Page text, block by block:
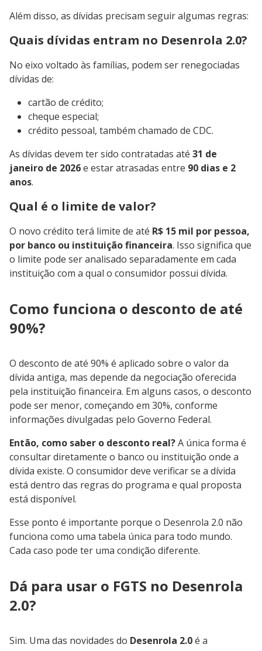
Além disso, as dívidas precisam seguir algumas regras:
Quais dívidas entram no Desenrola 2.0?
No eixo voltado às famílias, podem ser renegociadas
dívidas de:
cartão de crédito;
cheque especial;
crédito pessoal, também chamado de CDC.
As dívidas devem ter sido contratadas até 31 de
janeiro de 2026e estar atrasadas entre 90 dias e 2
anos.
Qual é o limite de valor?
O novo crédito terá limite de até R$ 15 mil por pessoa,
por banco ou instituição financeira. Isso significa que
o limite pode ser analisado separadamente em cada
instituição com a qual o consumidor possui dívida.
Como funciona o desconto de até
90%?
O desconto de até 90% é aplicado sobre o valor da
dívida antiga, mas depende da negociação oferecida
pela instituição financeira. Em alguns casos, o desconto
pode ser menor, começando em 30%, conforme
informações divulgadas pelo Governo Federal.
Então, como saber o desconto real?A única forma é
consultar diretamente o banco ou instituição onde a
dívida existe. O consumidor deve verificar se a dívida
está dentro das regras do programa e qual proposta
está disponível.
Esse ponto é importante porque o Desenrola 2.0 não
funciona como uma tabela única para todo mundo.
Cada caso pode ter uma condição diferente.
Dá para usar o FGTS no Desenrola
2.0?
Sim. Uma das novidades do Desenrola 2.0é a